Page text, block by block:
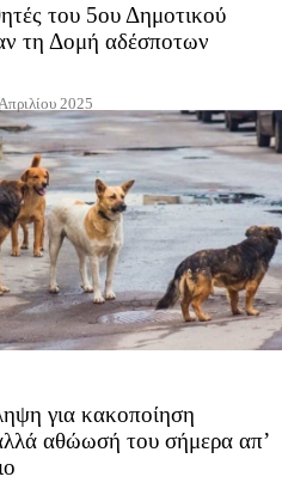
του 5ου Δημοτικού
τη Δομή αδέσποτων
2025
για κακοποίηση
αθώωσή του σήμερα απ’